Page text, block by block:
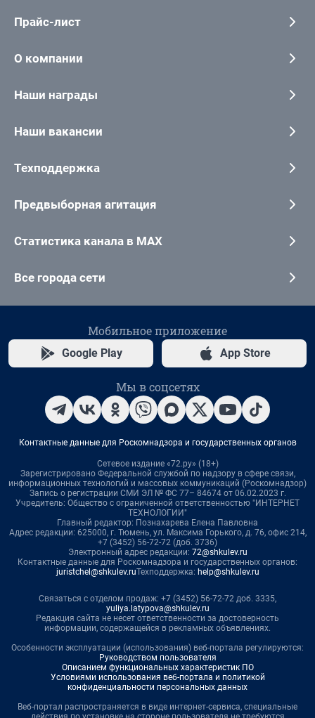
Прайс-лист
О компании
Наши награды
Наши вакансии
Техподдержка
Предвыборная агитация
Статистика канала в MAX
Все города сети
Мобильное приложение
Google Play App Store
Мы в соцсетях
Контактные данные для Роскомнадзора и государственных органов
Сетевое издание «72.ру» (18+)
Зарегистрировано Федеральной службой по надзору в сфере связи,
информационных технологий и массовых коммуникаций (Роскомнадзор)
Запись о регистрации СМИ ЭЛ № ФС 77– 84674 от 06.02.2023 г.
Учредитель: Общество с ограниченной ответственностью "ИНТЕРНЕТ
ТЕХНОЛОГИИ"
Главный редактор: Познахарева Елена Павловна
Адрес редакции: 625000, г. Тюмень, ул. Максима Горького, д. 76, офис 214,
+7 (3452) 56-72-72 (доб. 3736)
Электронный адрес редакции: 72@shkulev.ru
Контактные данные для Роскомнадзора и государственных органов:
juristchel@shkulev.ruТехподдержка: help@shkulev.ru
Связаться с отделом продаж: +7 (3452) 56-72-72 доб. 3335,
yuliya.latypova@shkulev.ru
Редакция сайта не несет ответственности за достоверность
информации, содержащейся в рекламных объявлениях.
Особенности эксплуатации (использования) веб-портала регулируются:
Руководством пользователя
Описанием функциональных характеристик ПО
Условиями использования веб-портала и политикой
конфиденциальности персональных данных
Веб-портал распространяется в виде интернет-сервиса, специальные